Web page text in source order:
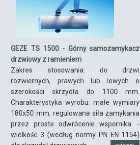
GEZE TS 1500 - Górny samozamykacz
drzwiowy z ramieniem
Zakres stosowania: do drzwi
rozwiernych, prawych lub lewych o
szerokości skrzydła do 1100 mm.
Charakterystyka wyrobu: małe wymiary
180x50 mm, regulowana siła zamykania
przez proste odwrócenie wspornika: -
wielkość 3 (według normy PN EN 1154)